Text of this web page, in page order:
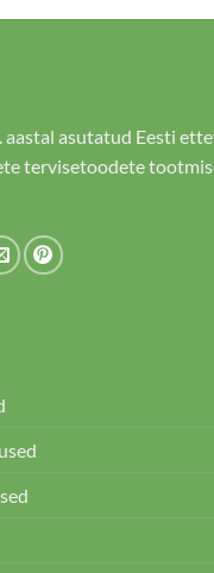
aastal asutatud Eesti
tervisetoodete